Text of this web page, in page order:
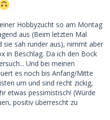
Hobbyzucht so am Montag
aus (Beim letzten Mal
sie sah runder aus), nimmt aber
in Beschlag. Da ich den Bock
Und bei meinen
es noch bis Anfang/Mitte
um und sind recht zickig,
etwas pessimistisch! (Würde
positiv überrescht zu